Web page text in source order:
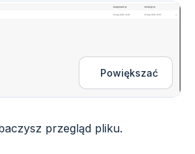
Powiększać
przegląd pliku.